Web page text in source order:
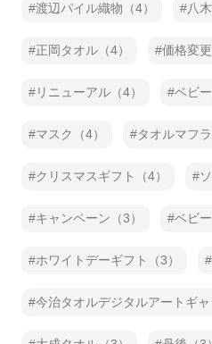
渡辺パイル織物（4） 八
正岡タオル（4） 価格変更
リニューアル（4） ベビ
マスク（4） タオルマフラ
クリスマスギフト（4）
キャンペーン（3） ベビー
ホワイトデーギフト（3）
今治タオルデジタルアートギャ